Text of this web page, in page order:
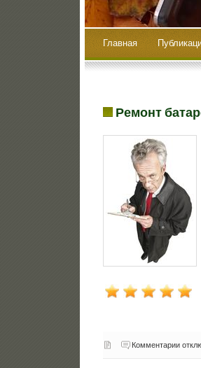
Главная
Ремонт
Комментарии